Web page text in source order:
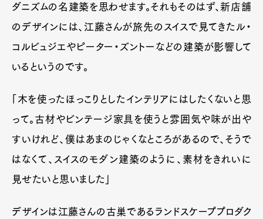
ダニズムの名建築を思わせます。それもそのはず、新店舗
のデザインには、江藤さんが旅先のスイスで見てきたル・
コルビュジエやピーター・ズントーなどの建築が影響して
いるというのです。
「木を使ったほっこりとしたインテリアにはしたくないと思
って。古材やビンテージ家具を使うと雰囲気や味が出や
すいけれど、僕はあまのじゃくなところがあるので、そうで
はなくて、スイスのモダン建築のように、素材をきれいに
見せたいと思いました」
デザインは江藤さんの古巣であるランドスケーププロダク